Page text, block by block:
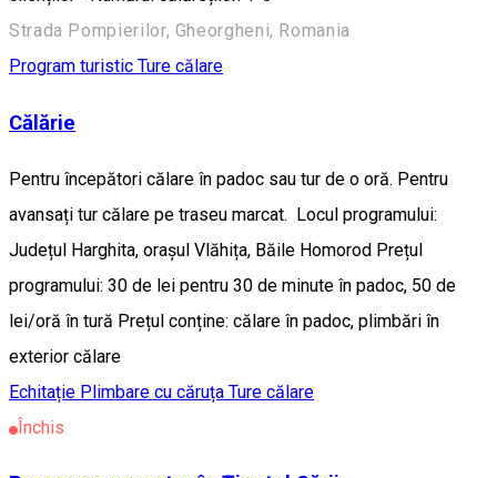
Strada Pompierilor, Gheorgheni, Romania
Program turistic Ture călare
Călărie
Pentru începători călare în padoc sau tur de o oră. Pentru
avansați tur călare pe traseu marcat. Locul programului:
Județul Harghita, orașul Vlăhița, Băile Homorod Prețul
programului: 30 de lei pentru 30 de minute în padoc, 50 de
lei/oră în tură Prețul conține: călare în padoc, plimbări în
exterior călare
Echitație Plimbare cu căruța Ture călare
Închis